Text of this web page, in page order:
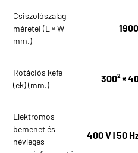
Csiszolószalag
méretei (L × W
mm.)
Rotációs kefe
(ek) (mm.)
300² ×
Elektromos
bemenet és
névleges
400 V | 50